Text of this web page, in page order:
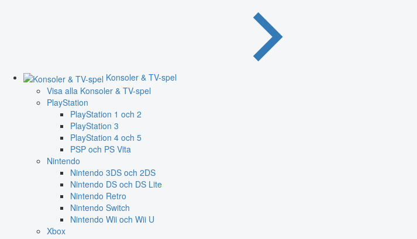
Konsoler & TV-spel
Visa alla Konsoler & TV-spel
PlayStation
PlayStation 1 och 2
PlayStation 3
PlayStation 4 och 5
PSP och PS Vita
Nintendo
Nintendo 3DS och 2DS
Nintendo DS och DS Lite
Nintendo Retro
Nintendo Switch
Nintendo Wii och Wii U
Xbox